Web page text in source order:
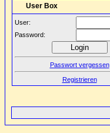
User Box
User:
Password:
Passwort vergessen
Registrieren